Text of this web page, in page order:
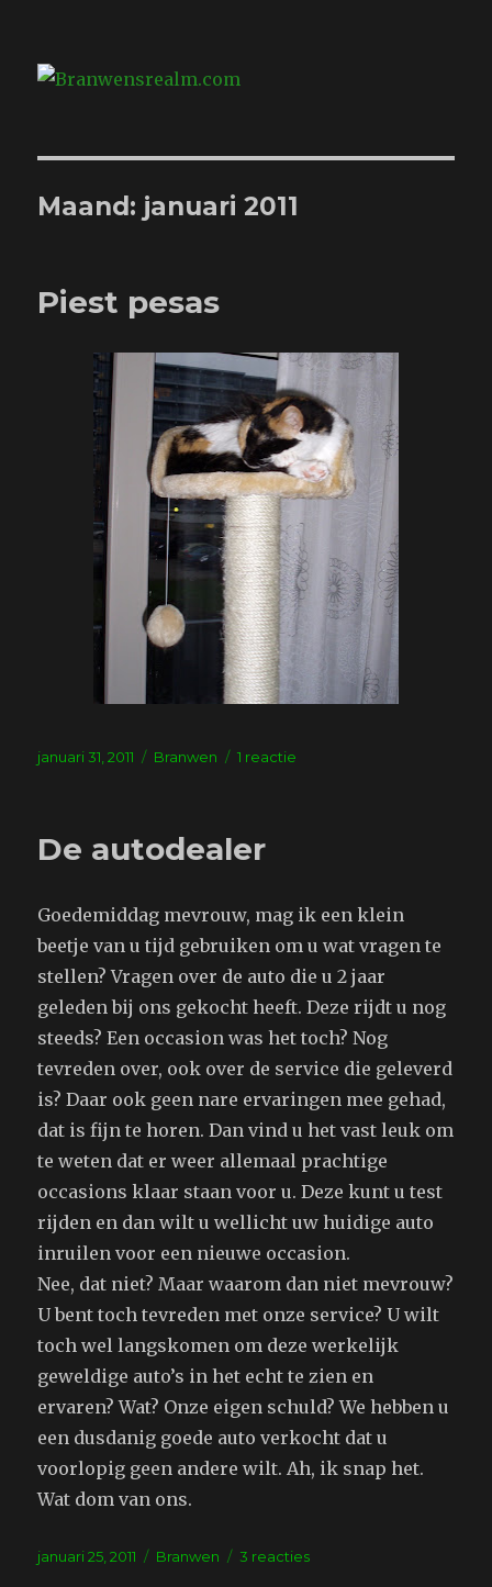
Branwensrealm.com
Maand: januari 2011
Piest pesas
Geplaatst
januari 31, 2011 Tags
Branwen 1 reactie
De autodealer
Goedemiddag mevrouw, mag ik een klein
beetje van u tijd gebruiken om u wat vragen te
stellen? Vragen over de auto die u 2 jaar
geleden bij ons gekocht heeft. Deze rijdt u nog
steeds? Een occasion was het toch? Nog
tevreden over, ook over de service die geleverd
is? Daar ook geen nare ervaringen mee gehad,
dat is fijn te horen. Dan vind u het vast leuk om
te weten dat er weer allemaal prachtige
occasions klaar staan voor u. Deze kunt u test
rijden en dan wilt u wellicht uw huidige auto
inruilen voor een nieuwe occasion.
Nee, dat niet? Maar waarom dan niet mevrouw?
U bent toch tevreden met onze service? U wilt
toch wel langskomen om deze werkelijk
geweldige auto’s in het echt te zien en
ervaren? Wat? Onze eigen schuld? We hebben u
een dusdanig goede auto verkocht dat u
voorlopig geen andere wilt. Ah, ik snap het.
Wat dom van ons.
Geplaatst
januari 25, 2011 Tags
Branwen 3 reactiesop